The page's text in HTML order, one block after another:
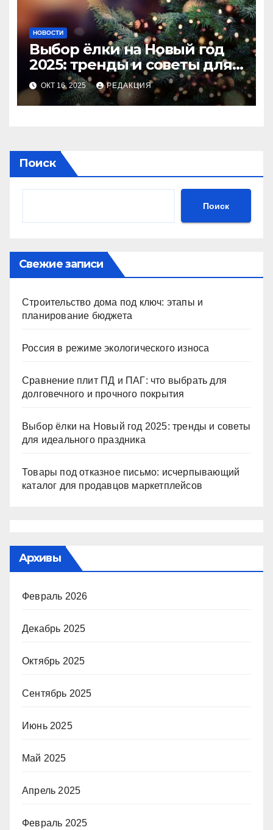
НОВОСТИ
Выбор ёлки на Новый год
2025: тренды и советы для
идеального праздника
ОКТ 16, 2025 РЕДАКЦИЯ
Поиск
Поиск
Свежие записи
Строительство дома под ключ: этапы и
планирование бюджета
Россия в режиме экологического износа
Сравнение плит ПД и ПАГ: что выбрать для
долговечного и прочного покрытия
Выбор ёлки на Новый год 2025: тренды и советы
для идеального праздника
Товары под отказное письмо: исчерпывающий
каталог для продавцов маркетплейсов
Архивы
Февраль 2026
Декабрь 2025
Октябрь 2025
Сентябрь 2025
Июнь 2025
Май 2025
Апрель 2025
Февраль 2025